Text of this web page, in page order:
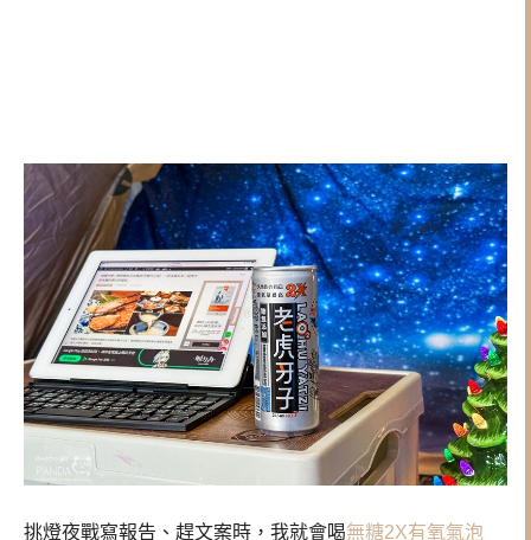
挑燈夜戰寫報告、趕文案時，我就會喝無糖2X有氧氣泡